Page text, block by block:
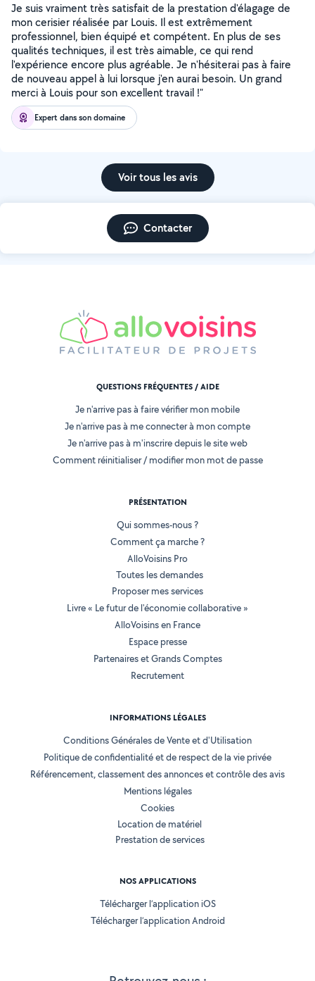
Je suis vraiment très satisfait de la prestation d'élagage de
mon cerisier réalisée par Louis. Il est extrêmement
professionnel, bien équipé et compétent. En plus de ses
qualités techniques, il est très aimable, ce qui rend
l'expérience encore plus agréable. Je n'hésiterai pas à faire
de nouveau appel à lui lorsque j'en aurai besoin. Un grand
merci à Louis pour son excellent travail !"
Expert dans son domaine
Voir tous les avis
Contacter
QUESTIONS FRÉQUENTES / AIDE
Je n'arrive pas à faire vérifier mon mobile
Je n'arrive pas à me connecter à mon compte
Je n'arrive pas à m'inscrire depuis le site web
Comment réinitialiser / modifier mon mot de passe
PRÉSENTATION
Qui sommes-nous ?
Comment ça marche ?
AlloVoisins Pro
Toutes les demandes
Proposer mes services
Livre « Le futur de l'économie collaborative »
AlloVoisins en France
Espace presse
Partenaires et Grands Comptes
Recrutement
INFORMATIONS LÉGALES
Conditions Générales de Vente et d'Utilisation
Politique de confidentialité et de respect de la vie privée
Référencement, classement des annonces et contrôle des avis
Mentions légales
Cookies
Location de matériel
Prestation de services
NOS APPLICATIONS
Télécharger l’application iOS
Télécharger l’application Android